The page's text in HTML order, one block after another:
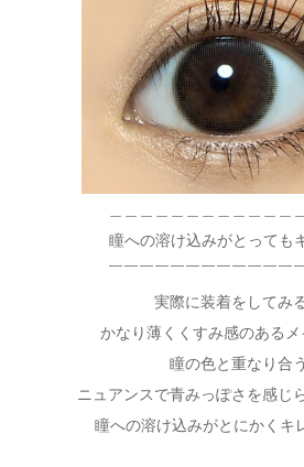
瞳への溶け込みがとっても
￣￣￣￣￣￣￣￣￣￣￣￣
実際に装着をしてみ
かなり薄くくすみ感のある
瞳の色と重なり合
ニュアンスで青みっぽさを感じ
瞳への溶け込みがとにかくキ